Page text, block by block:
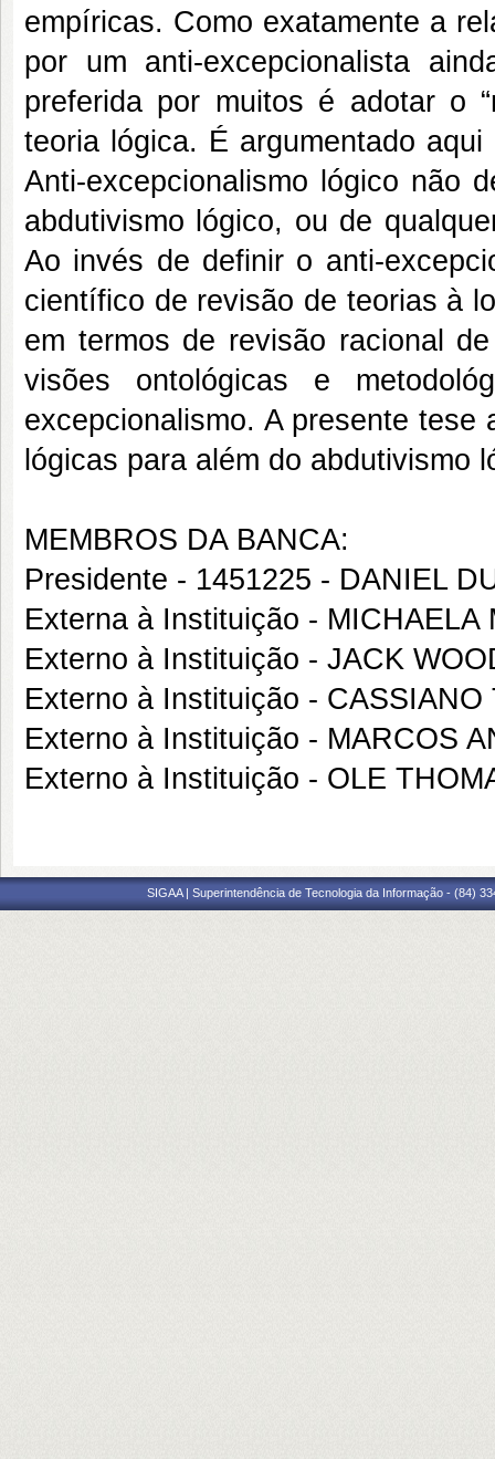
empíricas. Como exatamente a
por um anti-excepcionalista
preferida por muitos é adotar o
teoria lógica. É argumentado
Anti-excepcionalismo lógico não
abdutivismo lógico, ou de
Ao invés de definir o anti-
científico de revisão de teorias à
em termos de revisão racional
visões ontológicas e
excepcionalismo. A presente
lógicas para além do abdutivismo
MEMBROS DA BANCA:
Presidente - 1451225 - DANIEL
Externa à Instituição - MICHAELA
Externo à Instituição - JACK
Externo à Instituição -
Externo à Instituição - MARCOS
Externo à Instituição - OLE
SIGAA | Superintendência de Tecnologia da Informação - (84)